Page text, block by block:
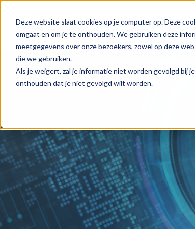
Deze website slaat cookies op je computer op. Deze
omgaat en om je te onthouden. We gebruiken deze
meetgegevens over onze bezoekers, zowel op deze
die we gebruiken.
Als je weigert, zal je informatie niet worden gevolgd bij
onthouden dat je niet gevolgd wilt worden.